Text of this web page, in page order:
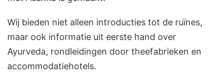
Wij bieden niet alleen introducties tot de ruïnes,
maar ook informatie uit eerste hand over
Ayurveda, rondleidingen door theefabrieken en
accommodatiehotels.